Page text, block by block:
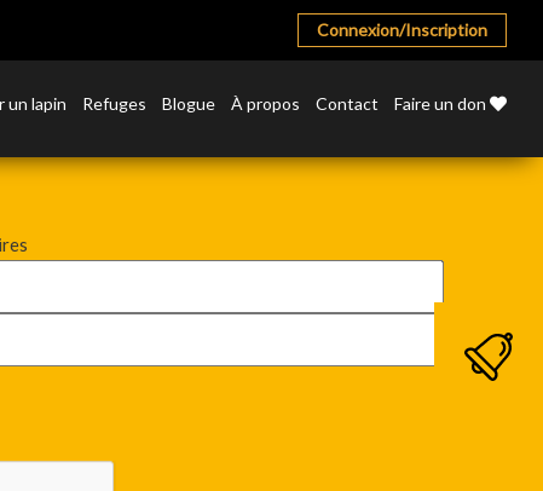
Connexion/Inscription
un lapin Refuges Blogue À propos Contact Faire un don